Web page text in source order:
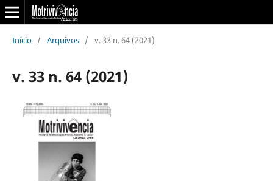
Início / Arquivos / v. 33 n. 64 (2021)
v. 33 n. 64 (2021)